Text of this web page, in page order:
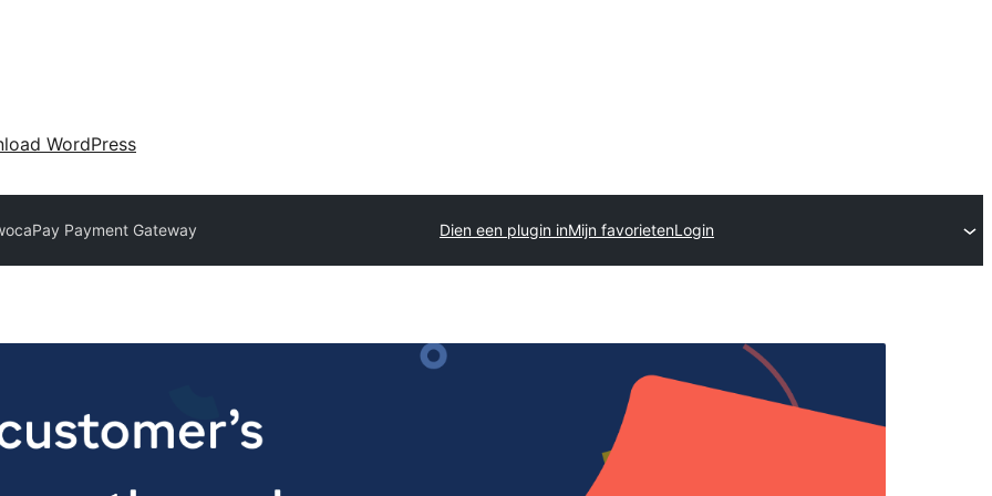
WordPress
Payment Gateway Dien een plugin inMijn favorietenLogin